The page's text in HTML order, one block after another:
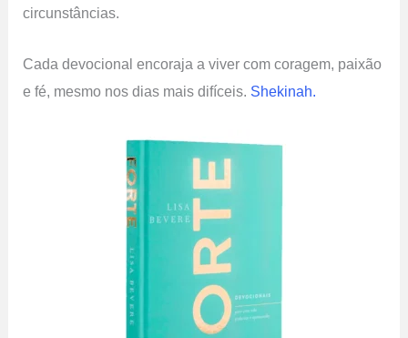
circunstâncias.
Cada devocional encoraja a viver com coragem, paixão
e fé, mesmo nos dias mais difíceis. Shekinah.